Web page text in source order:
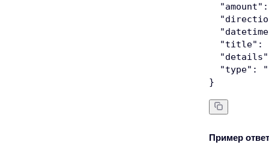
"amount" :
"title" :
"details"
"type" :
}
Пример